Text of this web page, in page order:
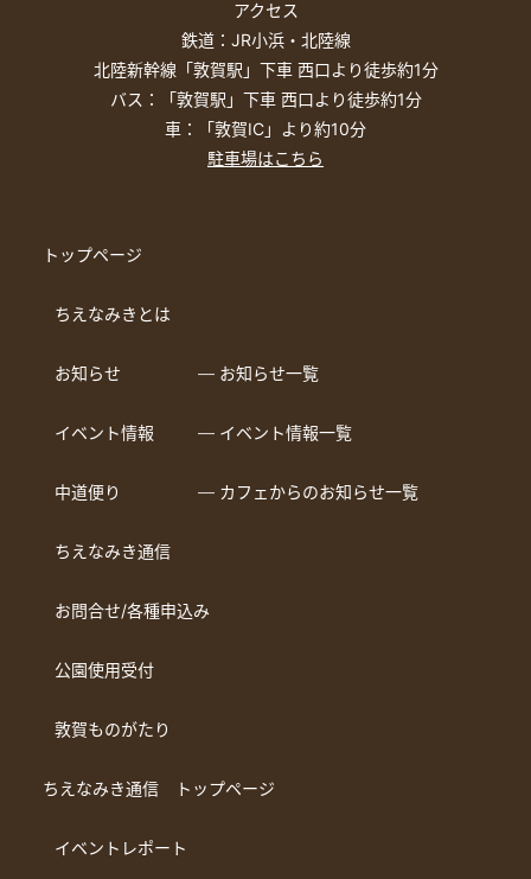
アクセス
鉄道：JR小浜・北陸線
北陸新幹線「敦賀駅」下車 西口より徒歩約1分
バス：「敦賀駅」下車 西口より徒歩約1分
車：「敦賀IC」より約10分
駐車場はこちら
トップページ
ちえなみきとは
お知らせ ― お知らせ一覧
イベント情報 ― イベント情報一覧
中道便り ― カフェからのお知らせ一覧
ちえなみき通信
お問合せ/各種申込み
公園使用受付
敦賀ものがたり
ちえなみき通信 トップページ
イベントレポート